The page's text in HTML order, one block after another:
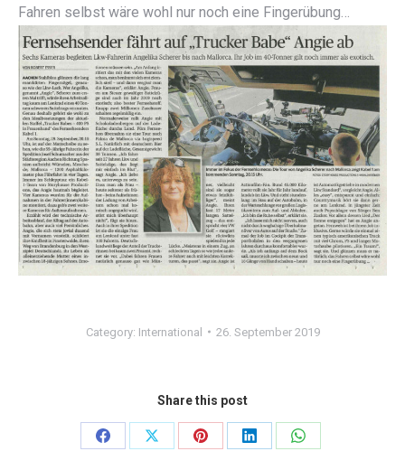
Fahren selbst wäre wohl nur noch eine Fingerübung…
Category: International 26. September 2019
Share this post
Share
Share
Share
Share
Share